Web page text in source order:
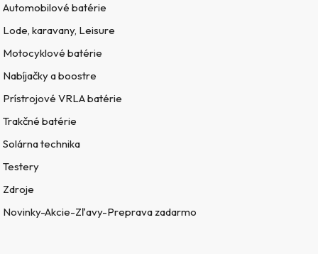
Automobilové batérie
Lode, karavany, Leisure
Motocyklové batérie
Nabíjačky a boostre
Prístrojové VRLA batérie
Trakčné batérie
Solárna technika
Testery
Zdroje
Novinky-Akcie-Zľavy-Preprava zadarmo